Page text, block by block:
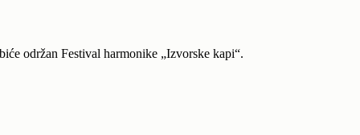
održan Festival harmonike „Izvorske kapi“.